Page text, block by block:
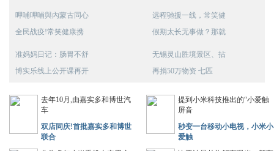
呷哺呷哺與內蒙古同心
全民战疫!常笑健康携
远程驰援一线，常笑健
假期太长无事做？那就
准妈妈日记：肠胃不舒
博实乐线上公开课再开
无锡灵山胜境景区、拈
再捐50万物资 七匹
去年10月,由嘉实多和博世汽
车
双店同庆!首批嘉实多和博世
联合
提到小米科技推出的“小爱触
屏音
秒变一台移动小电视，小米小
爱触